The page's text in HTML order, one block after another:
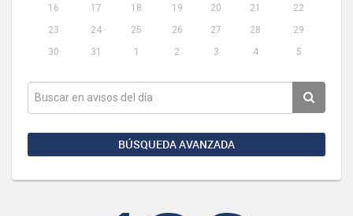
16
17 18 19 20 21
22
23
24 25 26 27 28
29
30
31 1 2 3 4 5
BÚSQUEDA AVANZADA